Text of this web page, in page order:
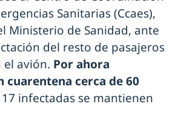
Sanitarias (Ccaes),
Ministerio de Sanidad, ante
del resto de pasajeros
el avión. Por ahora
cuarentena cerca de 60
17 infectadas se mantienen